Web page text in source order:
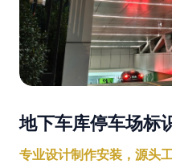
地下车库停车场标
专业设计制作安装，源头